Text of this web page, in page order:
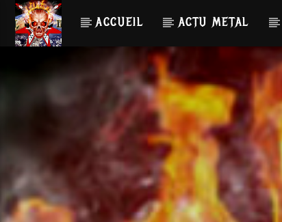
ACCUEIL ACTU METAL